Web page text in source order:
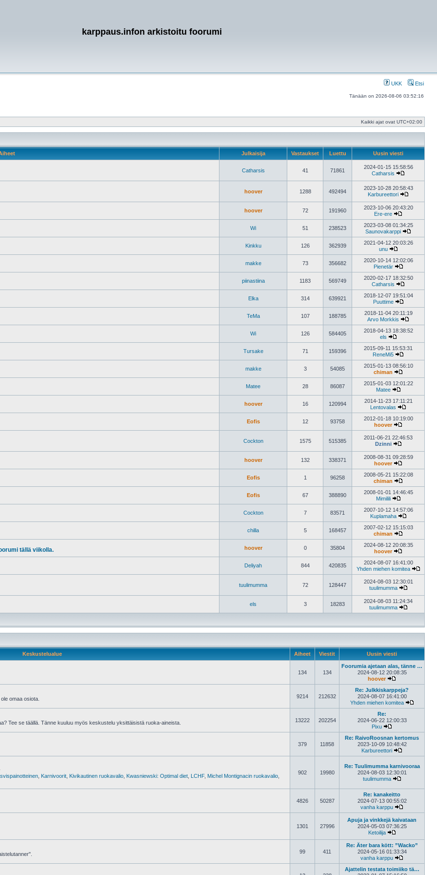
karppaus.infon arkistoitu foorumi
UKK Etsi
Tänään on 2026-08-06 03:52:16
Kaikki ajat ovat UTC+02:00
Julkaisija Vastaukset Luettu Uusin viesti
Catharsis 41 71861
2024-01-15 15:58:56
Catharsis
viesti
hoover 1288 492494
2023-10-28 20:58:43
Karbureettori
uusin
viesti
hoover 72 191960
2023-10-06 20:43:20
Ere-ere
Näytä
uusin
viesti
Wi 51 238523
2023-03-08 01:34:25
Saunovakarppi
Näytä
uusin
Kinkku 126 362939
2021-04-12 20:03:26
unu
Näytä
uusin
viesti
makke 73 356682
2020-10-14 12:02:06
Pienetär
Näytä
uusin
viesti
piinastiina 1183 569749
2020-02-17 18:32:50
Catharsis
Näytä
uusin
Elka 314 639921
2018-12-07 19:51:04
Puuttime
Näytä
uusin
viesti
TeMa 107 188785
2018-11-04 20:11:19
Arvo Morkkis
Näytä
uusin
Wi 126 584405
2018-04-13 18:38:52
els
Näytä
uusin
viesti
Tursake 71 159396
2015-09-11 15:53:31
ReneMi5
Näytä
uusin
makke 3 54085
2015-01-13 08:56:10
chiman
Näytä
uusin
Matee 28 86087
2015-01-03 12:01:22
Matee
Näytä
uusin
viesti
hoover 16 120994
2014-11-23 17:11:21
Lentovalas
Näytä
uusin
Eofis 12 93758
2012-01-18 10:19:00
hoover
Näytä
uusin
viesti
Cockton 1575 515385
2011-06-21 22:46:53
Dzinni
uusin
viesti
hoover 132 338371
2008-08-31 09:28:59
hoover
Näytä
uusin
Eofis 1 96258
2008-05-21 15:22:08
chiman
Näytä
uusin
Eofis 67 388890
2008-01-01 14:46:45
Mimilili
Näytä
uusin
viesti
Cockton 7 83571
2007-10-12 14:57:06
Kuplamaha
Näytä
uusin
chilla 5 168457
2007-02-12 15:15:03
chiman
Näytä
uusin
tällä viikolla. hoover 0 35804
2024-08-12 20:08:35
hoover
Näytä
uusin
viesti
Deliyah 844 420835
2024-08-07 16:41:00
Yhden miehen komitea
Näytä
tuulimumma 72 128447
2024-08-03 12:30:01
tuulimumma
uusin
viesti
els 3 18283
2024-08-03 11:24:34
tuulimumma
Näytä
Keskustelualue Aiheet Viestit Uusin viesti
134 134
Foorumia ajetaan alas, tänne …
2024-08-12 20:08:35
hoover
Näytä uusin
omaa osiota. 9214 212632
Re: Julkkiskarppeja?
2024-08-07 16:41:00
Yhden miehen komitea
Näytä
Tee se täällä. Tänne kuuluu myös keskustelu yksittäisistä ruoka-aineista. 13222 202254
Re:
2024-06-22 12:00:33
Pixu
Näytä uusin viesti
379 11858
Re: RaivoRoosnan kertomus
2023-10-09 10:48:42
Karbureettori
Näytä uusin
Karnivoorit Kivikautinen ruokavalio Kwasniewski: Optimal diet LCHF, Michel Montignacin ruokavalio
902 19980
Re: Tuulimumma karnivooraa
2024-08-03 12:30:01
tuulimumma
4826 50287
Re: kanakeitto
2024-07-13 00:55:02
vanha karppu
Näytä uusin
1301 27996
Apuja ja vinkkejä kaivataan
2024-05-03 07:36:25
Ketoilija
99 411
Re: Äter bara kött: ”Wacko”
2024-05-16 01:33:34
vanha karppu
Näytä uusin
Ajattelin testata toimiiko tä…